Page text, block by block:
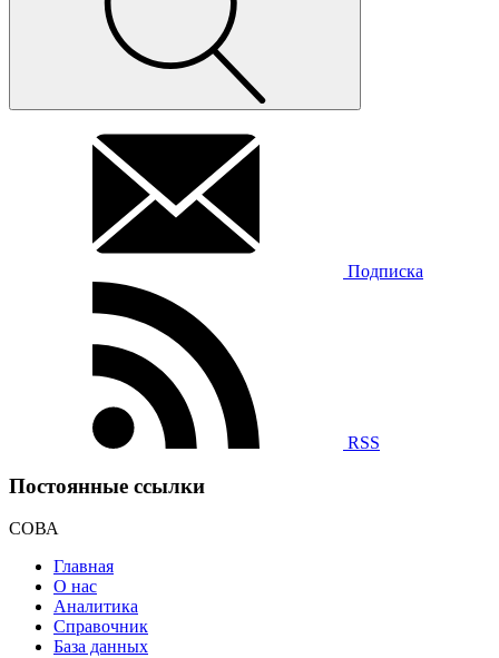
Подписка
RSS
Постоянные ссылки
СОВА
Главная
О нас
Аналитика
Справочник
База данных